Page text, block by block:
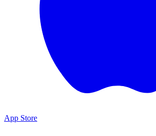
App Store